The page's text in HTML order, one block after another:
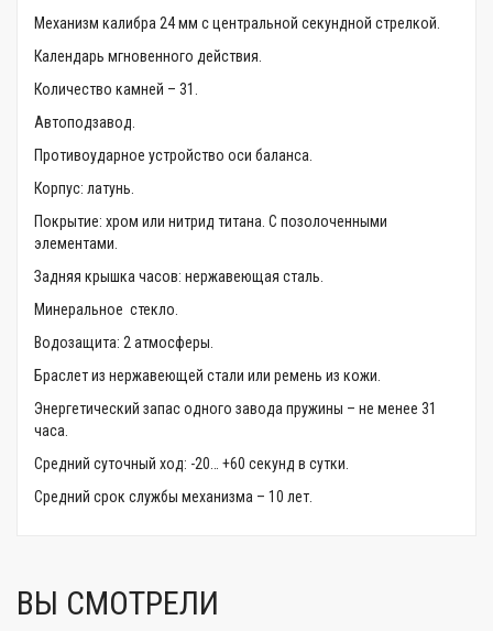
Механизм калибра 24 мм с центральной секундной стрелкой.
Календарь мгновенного действия.
Количество камней – 31.
Автоподзавод.
Противоударное устройство оси баланса.
Корпус: латунь.
Покрытие: хром или нитрид титана. С позолоченными
элементами.
Задняя крышка часов: нержавеющая сталь.
Минеральное стекло.
Водозащита: 2 атмосферы.
Браслет из нержавеющей стали или ремень из кожи.
Энергетический запас одного завода пружины – не менее 31
часа.
Средний суточный ход: -20… +60 секунд в сутки.
Средний срок службы механизма – 10 лет.
ВЫ СМОТРЕЛИ